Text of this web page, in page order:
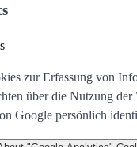
zur Erfassung von
über die Nutzung der
Google persönlich